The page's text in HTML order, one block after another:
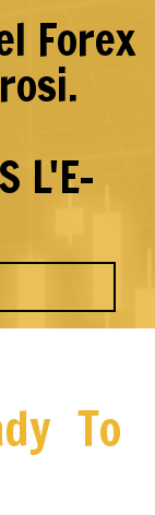
Forex
L'E-
To